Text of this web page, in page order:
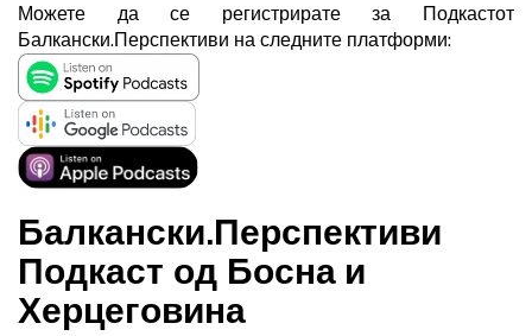
Можете да се регистрирате за Подкастот
Балкански.Перспективи на следните платформи:
Балкански.Перспективи
Подкаст од Босна и
Херцеговина